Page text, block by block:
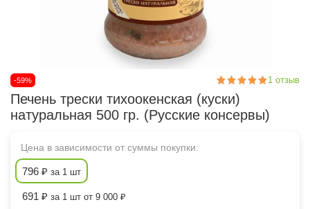
-59% 1 отзыв
Печень трески тихоокенская (куски)
натуральная 500 гр. (Русские консервы)
Цена в зависимости от суммы покупки:
796 ₽ за 1 шт
691 ₽ за 1 шт от 9 000 ₽